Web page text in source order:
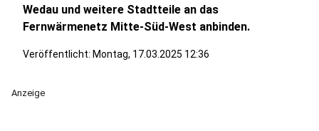
Wedau und weitere Stadtteile an das
Fernwärmenetz Mitte-Süd-West anbinden.
Veröffentlicht: Montag, 17.03.2025 12:36
Anzeige